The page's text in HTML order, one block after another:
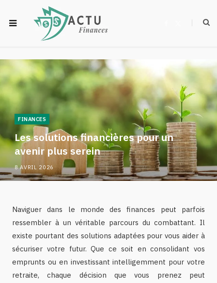
k
e
FINANCES
Les solutions financières pour un
avenir plus serein
8 AVRIL 2026
Naviguer dans le monde des finances peut parfois
ressembler à un véritable parcours du combattant. Il
existe pourtant des solutions adaptées pour vous aider à
sécuriser votre futur. Que ce soit en consolidant vos
emprunts ou en investissant intelligemment pour votre
retraite, chaque décision que vous prenez peut